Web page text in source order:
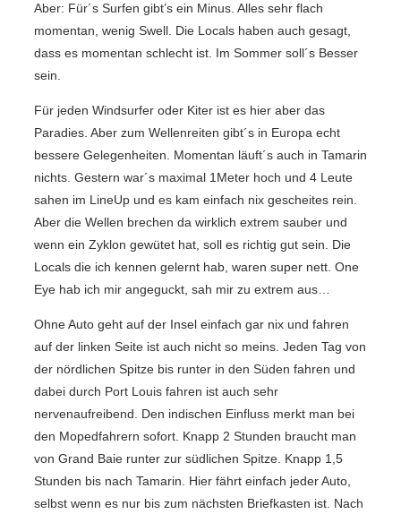
Aber: Für´s Surfen gibt’s ein Minus. Alles sehr flach
momentan, wenig Swell. Die Locals haben auch gesagt,
dass es momentan schlecht ist. Im Sommer soll´s Besser
sein.
Für jeden Windsurfer oder Kiter ist es hier aber das
Paradies. Aber zum Wellenreiten gibt´s in Europa echt
bessere Gelegenheiten. Momentan läuft´s auch in Tamarin
nichts. Gestern war´s maximal 1Meter hoch und 4 Leute
sahen im LineUp und es kam einfach nix gescheites rein.
Aber die Wellen brechen da wirklich extrem sauber und
wenn ein Zyklon gewütet hat, soll es richtig gut sein. Die
Locals die ich kennen gelernt hab, waren super nett. One
Eye hab ich mir angeguckt, sah mir zu extrem aus…
Ohne Auto geht auf der Insel einfach gar nix und fahren
auf der linken Seite ist auch nicht so meins. Jeden Tag von
der nördlichen Spitze bis runter in den Süden fahren und
dabei durch Port Louis fahren ist auch sehr
nervenaufreibend. Den indischen Einfluss merkt man bei
den Mopedfahrern sofort. Knapp 2 Stunden braucht man
von Grand Baie runter zur südlichen Spitze. Knapp 1,5
Stunden bis nach Tamarin. Hier fährt einfach jeder Auto,
selbst wenn es nur bis zum nächsten Briefkasten ist. Nach